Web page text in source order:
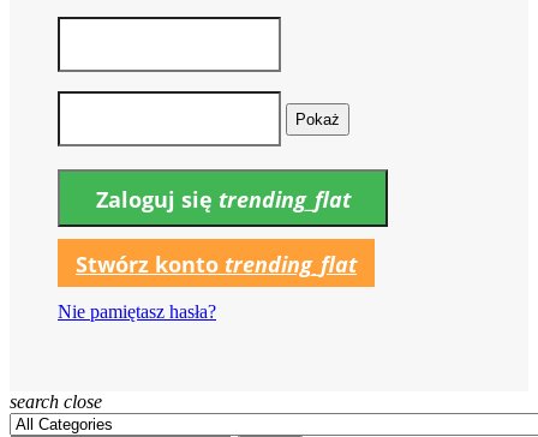
Pokaż
Zaloguj się trending_flat
Stwórz konto trending_flat
Nie pamiętasz hasła?
search close